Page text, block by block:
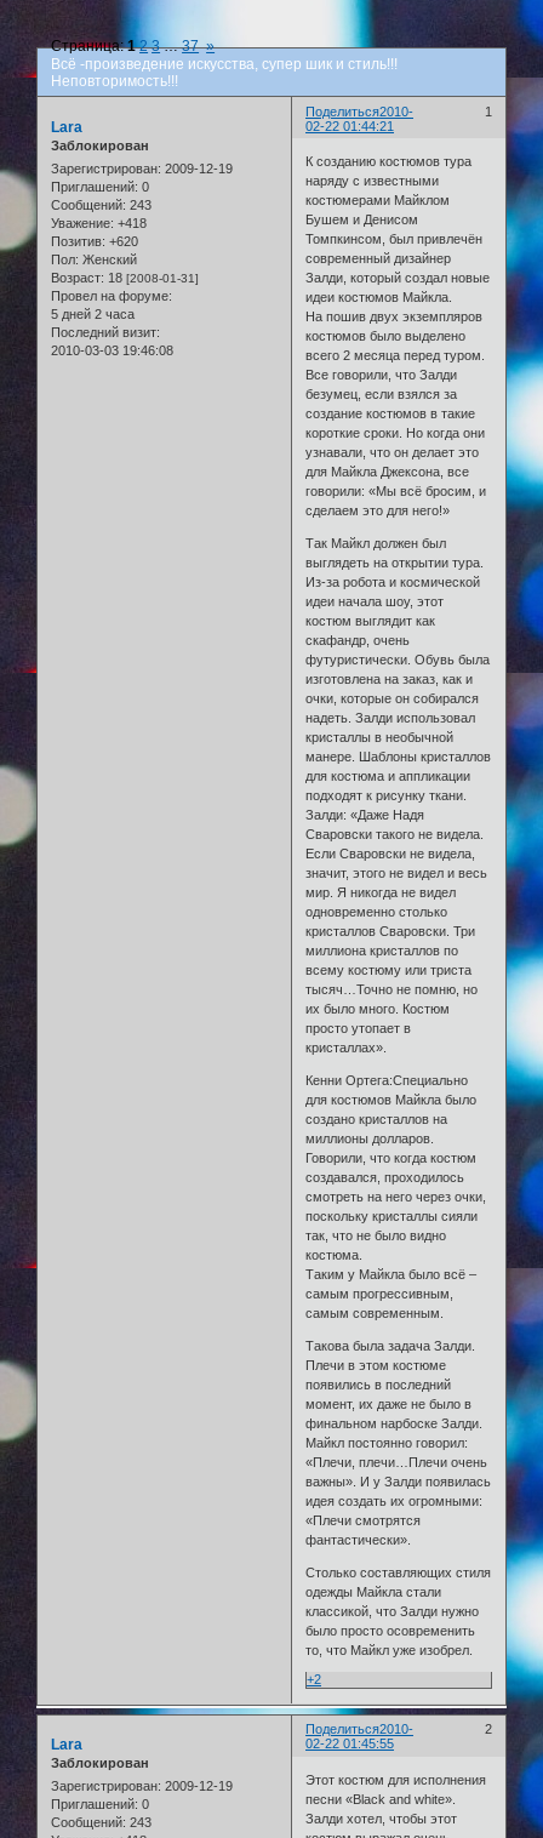
Всё -произведение искусства, супер шик и стиль!!!
Неповторимость!!!
Страница:1 2 3 … 37 »
Поделиться 1
2010-
02-22 01:44:21
Lara
Заблокирован
Зарегистрирован: 2009-12-19
Приглашений: 0
Сообщений: 243
Уважение: +418
Позитив: +620
Пол: Женский
Возраст: 18 [2008-01-31]
Провел на форуме:
5 дней 2 часа
Последний визит:
2010-03-03 19:46:08
К созданию костюмов тура
наряду с известными
костюмерами Майклом
Бушем и Денисом
Томпкинсом, был привлечён
современный дизайнер
Залди, который создал новые
идеи костюмов Майкла.
На пошив двух экземпляров
костюмов было выделено
всего 2 месяца перед туром.
Все говорили, что Залди
безумец, если взялся за
создание костюмов в такие
короткие сроки. Но когда они
узнавали, что он делает это
для Майкла Джексона, все
говорили: «Мы всё бросим, и
сделаем это для него!»
Так Майкл должен был
выглядеть на открытии тура.
Из-за робота и космической
идеи начала шоу, этот
костюм выглядит как
скафандр, очень
футуристически. Обувь была
изготовлена на заказ, как и
очки, которые он собирался
надеть. Залди использовал
кристаллы в необычной
манере. Шаблоны кристаллов
для костюма и аппликации
подходят к рисунку ткани.
Залди: «Даже Надя
Сваровски такого не видела.
Если Сваровски не видела,
значит, этого не видел и весь
мир. Я никогда не видел
одновременно столько
кристаллов Сваровски. Три
миллиона кристаллов по
всему костюму или триста
тысяч…Точно не помню, но
их было много. Костюм
просто утопает в
кристаллах».
Кенни Ортега:Специально
для костюмов Майкла было
создано кристаллов на
миллионы долларов.
Говорили, что когда костюм
создавался, проходилось
смотреть на него через очки,
поскольку кристаллы сияли
так, что не было видно
костюма.
Таким у Майкла было всё –
самым прогрессивным,
самым современным.
Такова была задача Залди.
Плечи в этом костюме
появились в последний
момент, их даже не было в
финальном нарбоске Залди.
Майкл постоянно говорил:
«Плечи, плечи…Плечи очень
важны». И у Залди появилась
идея создать их огромными:
«Плечи смотрятся
фантастически».
Столько составляющих стиля
одежды Майкла стали
классикой, что Залди нужно
было просто осовременить
то, что Майкл уже изобрел.
+2
Поделиться 2
2010-
02-22 01:45:55
Lara
Заблокирован
Зарегистрирован: 2009-12-19
Приглашений: 0
Сообщений: 243
Этот костюм для исполнения
песни «Black and white».
Залди хотел, чтобы этот